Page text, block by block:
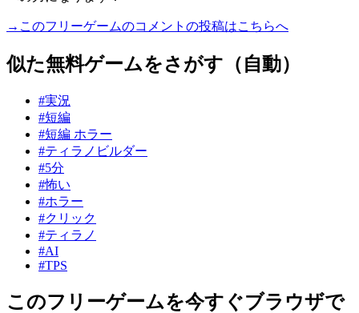
→このフリーゲームのコメントの投稿はこちらへ
似た無料ゲームをさがす（自動）
#実況
#短編
#短編 ホラー
#ティラノビルダー
#5分
#怖い
#ホラー
#クリック
#ティラノ
#AI
#TPS
このフリーゲームを今すぐブラウザで